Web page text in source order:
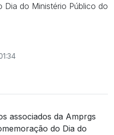
do Ministério Público do
associados da Amprgs
do Dia do